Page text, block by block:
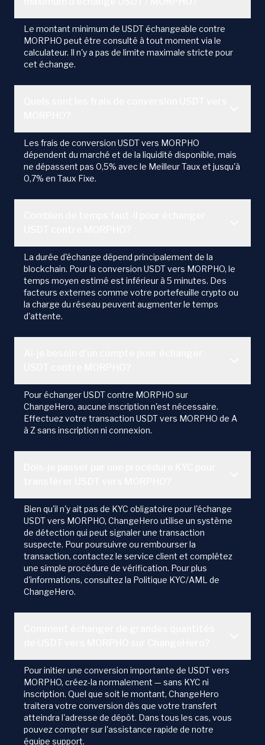
Le montant minimum de USDT échangeable contre
MORPHO peut être consulté à tout moment via le
calculateur. Il n'y a pas de limite maximale stricte pour
cet échange.
Les frais de conversion USDT vers MORPHO
dépendent du marché et de la liquidité disponible, mais
ne dépassent pas 0,5% avec le Meilleur Taux et jusqu'à
0,7% en Taux Fixe.
La durée d'échange dépend principalement de la
blockchain. Pour la conversion USDT vers MORPHO, le
temps moyen estimé est inférieur à 5 minutes. Des
facteurs externes comme votre portefeuille crypto ou
la charge du réseau peuvent augmenter le temps
d'attente.
Pour échanger USDT contre MORPHO sur
ChangeHero, aucune inscription n'est nécessaire.
Effectuez votre transaction USDT vers MORPHO de A
à Z sans inscription ni connexion.
Bien qu'il n'y ait pas de KYC obligatoire pour l'échange
USDT vers MORPHO, ChangeHero utilise un système
de détection qui peut signaler une transaction
suspecte. Pour poursuivre ou rembourser la
transaction, contactez le service client et complétez
une simple procédure de vérification. Pour plus
d'informations, consultez la Politique KYC/AML de
ChangeHero.
Pour initier une conversion importante de USDT vers
MORPHO, créez-la normalement — sans KYC ni
inscription. Quel que soit le montant, ChangeHero
traitera votre conversion dès que votre transfert
atteindra l'adresse de dépôt. Dans tous les cas, vous
pouvez compter sur l'assistance rapide de notre
équipe support.